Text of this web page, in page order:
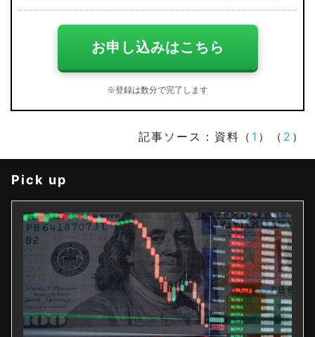
お申し込みはこちら
※登録は数分で完了します
記事ソース：資料（ 1 ）（ 2 ）
Pick up